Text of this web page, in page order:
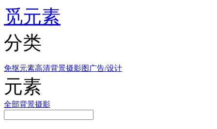
觅元素
分类
免抠元素高清背景摄影图 广告/设计
元素
全部背景摄影